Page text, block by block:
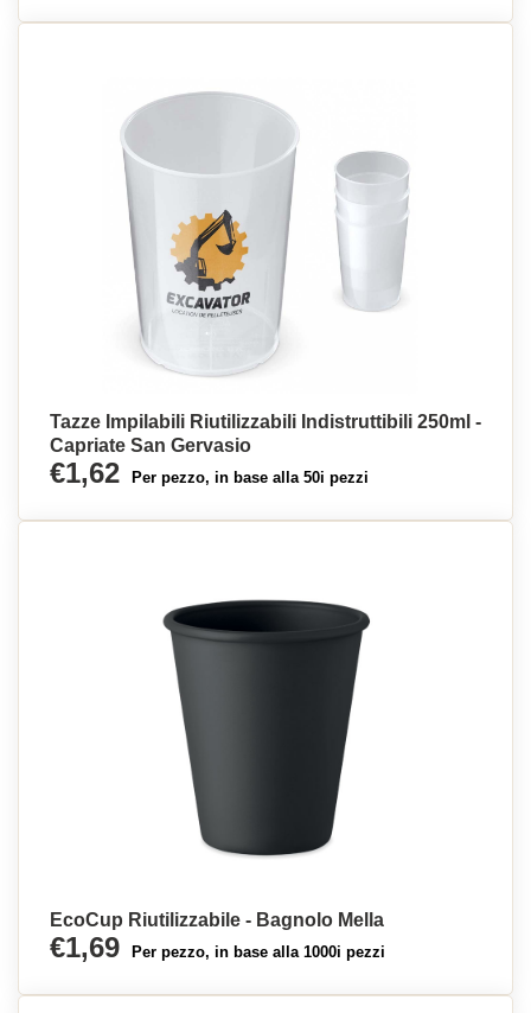
Tazze Impilabili Riutilizzabili Indistruttibili 250ml -
Capriate San Gervasio
€1,62 Per pezzo, in base alla 50i pezzi
EcoCup Riutilizzabile - Bagnolo Mella
€1,69 Per pezzo, in base alla 1000i pezzi